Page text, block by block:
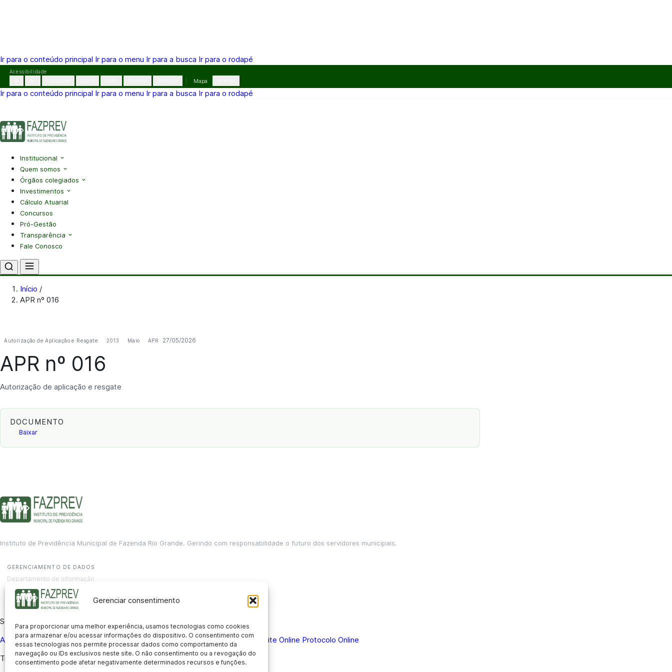
Gerenciar consentimento
Para proporcionar uma melhor experiência, usamos tecnologias como cookies
para armazenar e/ou acessar informações do dispositivo. O consentimento com
essas tecnologias nos permite processar dados como comportamento da
navegação ou IDs exclusivos neste site. O não consentimento ou a revogação do
consentimento pode afetar negativamente determinados recursos e funções.
Ir para o conteúdo principal Ir para o menu Ir para a busca Ir para o rodapé
Pular
o
Acessibilidade
Mapa
Ir para o conteúdo principal Ir para o menu Ir para a busca Ir para o rodapé
Institucional
Quem somos
Órgãos colegiados
Investimentos
Cálculo Atuarial
Concursos
Pró-Gestão
Transparência
Fale Conosco
Início /
APR nº 016
Autorização de Aplicação e Resgate 2013 Maio APR 27/05/2026
APR nº 016
Autorização de aplicação e resgate
DOCUMENTO
Baixar
Instituto de Previdência Municipal de Fazenda Rio Grande. Gerindo com responsabilidade o futuro dos servidores municipais.
GERENCIAMENTO DE DADOS
Departamento de informação
contato@fazprev.pr.gov.br
(41) 3995-2146
Serviços
Aposentadoria Pensão por Morte Benefício por Invalidez Auxílio Doença Holerite Online Protocolo Online
Transparência